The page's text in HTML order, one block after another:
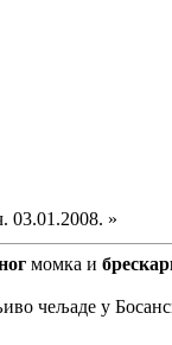
03.01.2008. »
момка и
чељаде у